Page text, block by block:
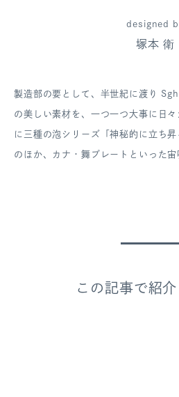
designed
塚本 衛
製造部の要として、半世紀に渡り
の美しい素材を、一つ一つ大事に日
に三種の泡シリーズ「神秘的に立ち
のほか、カナ・舞プレートといった宙
この記事で紹